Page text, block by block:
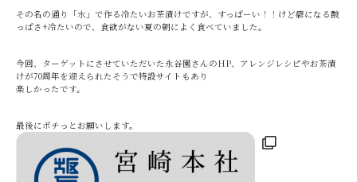
その名の通り「水」で作る冷たいお茶漬けですが、すっぱーい！！けど癖になる酸
っぱさ+冷たいので、食欲がない夏の朝によく食べていました。
今回、ターゲットにさせていただいた永谷園さんのHP、アレンジレシピやお茶漬
けが70周年を迎えられたそうで特設サイトもあり
楽しかったです。
最後にポチっとお願いします。